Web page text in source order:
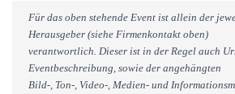
Für das oben stehende Event ist allein der
Herausgeber (siehe Firmenkontakt oben)
verantwortlich. Dieser ist in der Regel auch
Eventbeschreibung, sowie der angehängten
Bild-, Ton-, Video-, Medien- und